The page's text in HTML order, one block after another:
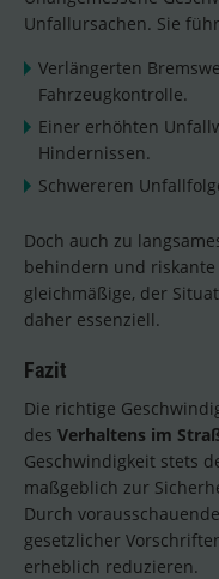
Unfallursachen. Sie
Verlängerten
Fahrzeugkontrolle.
Einer erhöhten
Hindernissen.
Schwereren
Doch auch zu
behindern und
gleichmäßige, der
daher essenziell.
Fazit
Die richtige
des Verhaltens im
Geschwindigkeit stets
maßgeblich zur
Durch
gesetzlicher
erheblich reduzieren.